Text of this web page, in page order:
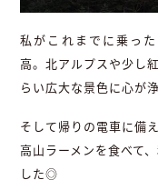
私がこれまでに乗っ
高。北アルプスや少し
らい広大な景色に心が
そして帰りの電車に備
高山ラーメンを食べて
した◎